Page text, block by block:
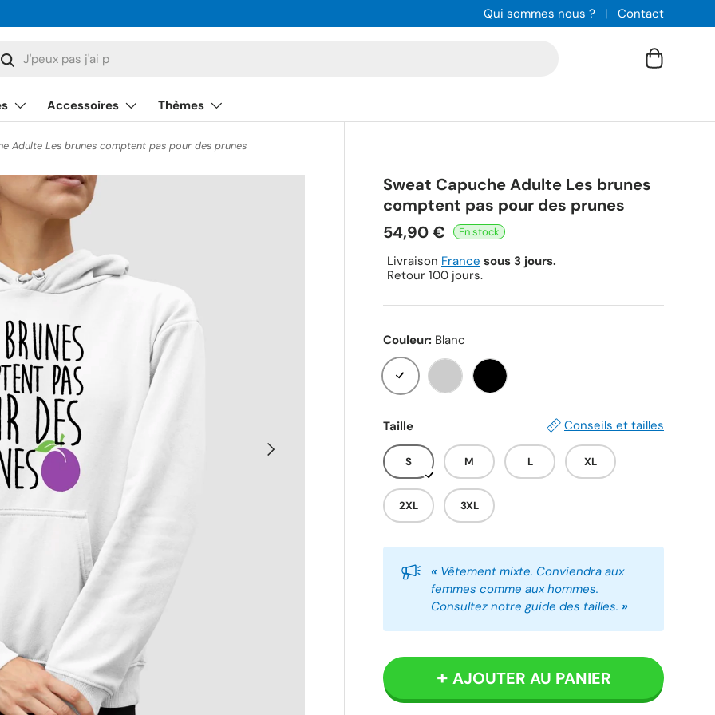
Qui sommes nous ? Contact
Rechercher Panier
Accessoires Thèmes
Adulte Les brunes comptent pas pour des prunes
SUIVANT
Sweat Capuche Adulte Les brunes
comptent pas pour des prunes
54,90 €
Livraison France sous 3 jours.
Retour 100 jours.
Taille Conseils et tailles
S M L XL
2XL 3XL
Couleur: Blanc
Blanc Gris Noir
« Vêtement mixte. Conviendra aux
femmes comme aux hommes.
Consultez notre guide des tailles. »
AJOUTER AU PANIER